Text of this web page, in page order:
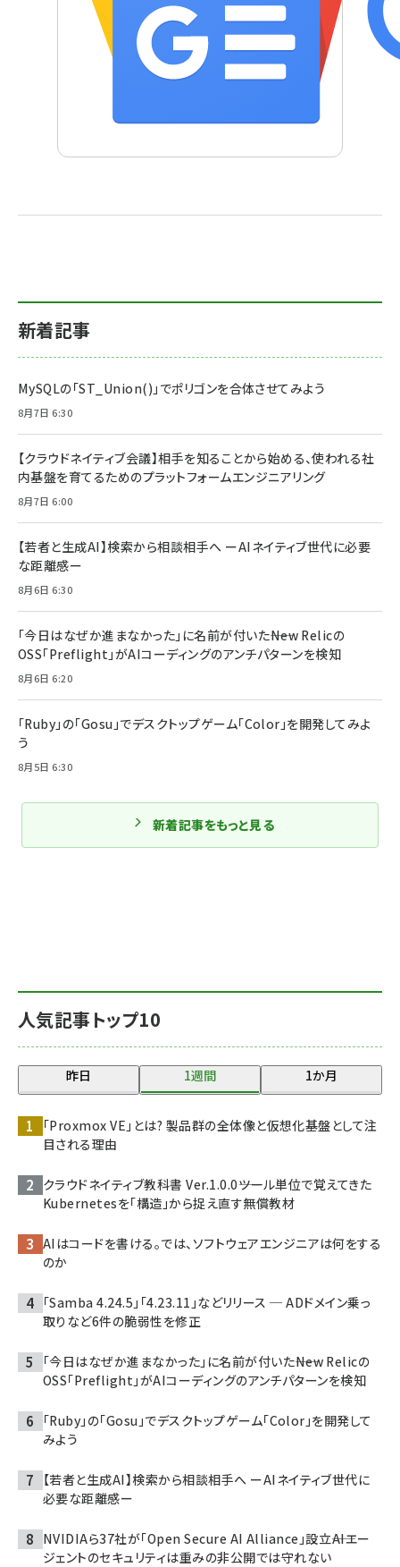
人気記事トップ10
昨日 1週間 1か月
「Proxmox VE」とは? 製品群の全体像と仮想化基盤として注
目される理由
クラウドネイティブ教科書 Ver.1.0.0――ツール単位で覚えてきた
Kubernetesを「構造」から捉え直す無償教材
AIはコードを書ける。では、ソフトウェアエンジニアは何をする
のか
「Samba 4.24.5」「4.23.11」などリリース ─ ADドメイン乗っ
取りなど6件の脆弱性を修正
「今日はなぜか進まなかった」に名前が付いた――New Relicの
OSS「Preflight」がAIコーディングのアンチパターンを検知
「Ruby」の「Gosu」でデスクトップゲーム「Color」を開発して
みよう
【若者と生成AI】検索から相談相手へ ーAIネイティブ世代に
必要な距離感ー
NVIDIAら37社が「Open Secure AI Alliance」設立――AIエー
ジェントのセキュリティは重みの非公開では守れない
新着記事
MySQLの「ST_Union()」でポリゴンを合体させてみよう
8月7日 6:30
【クラウドネイティブ会議】相手を知ることから始める、使われる社
内基盤を育てるためのプラットフォームエンジニアリング
8月7日 6:00
【若者と生成AI】検索から相談相手へ ーAIネイティブ世代に必要
な距離感ー
8月6日 6:30
「今日はなぜか進まなかった」に名前が付いた――New Relicの
OSS「Preflight」がAIコーディングのアンチパターンを検知
8月6日 6:20
「Ruby」の「Gosu」でデスクトップゲーム「Color」を開発してみよ
う
8月5日 6:30
新着記事をもっと見る